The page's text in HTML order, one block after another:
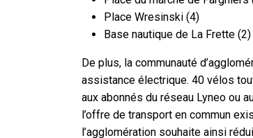
Place Wresinski (4)
Base nautique de La Frette (2)
De plus, la communauté
assistance électrique. 40 vélos
aux abonnés du réseau Lyneo ou
l’offre de transport en commun
l’agglomération souhaite ainsi